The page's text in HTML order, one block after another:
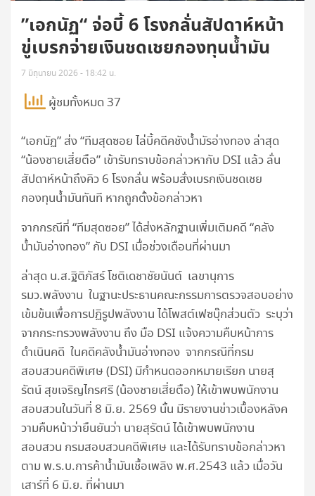
”เอกนัฏ“ จ่อบี้ 6 โรงกลั่นสัปดาห์หน้า
ขู่เบรกจ่ายเงินชดเชยกองทุนน้ำมัน
7 มิถุนายน 2026 - 18:42 น.
ผู้ชมทั้งหมด 37
“เอกนัฏ” ส่ง “ทีมสุดซอย ไล่บี้คดีคชังน้ำมัรอ่างทอง ล่าสุด
“น้องชายเสี่ยตือ” เข้ารับทราบข้อกล่าวหากับ DSI แล้ว ลั่น
สัปดาห์หน้าถึงคิว 6 โรงกลั่น พร้อมสั่งเบรกเงินชดเชย
กองทุนน้ำมันทันที หากถูกตั้งข้อกล่าวหา
จากกรณีที่ “ทีมสุดซอย” ได้ส่งหลักฐานเพิ่มเติมคดี “คลัง
น้ำมันอ่างทอง” กับ DSI เมื่อช่วงเดือนที่ผ่านมา
ล่าสุด น.ส.ฐิติภัสร์ โชติเดชาชัยนันต์ เลขานุการ
รมว.พลังงาน ในฐานะประธานคณะกรรมการตรวจสอบอย่าง
เข้มข้นเพื่อการปฏิรูปพลังงาน ได้โพสต์เฟซบุ๊กส่วนตัว ระบุว่า
จากกระทรวงพลังงาน ถึง มือ DSI แจ้งความคืบหน้าการ
ดำเนินคดี ในคดีคลังน้ำมันอ่างทอง จากกรณีที่กรม
สอบสวนคดีพิเศษ (DSI) มีกำหนดออกหมายเรียก นายสุ
รัตน์ สุขเจริญไกรศรี (น้องชายเสี่ยตือ) ให้เข้าพบพนักงาน
สอบสวนในวันที่ 8 มิ.ย. 2569 นั้น มีรายงานข่าวเบื้องหลังค
วามคืบหน้าว่ายืนยันว่า นายสุรัตน์ ได้เข้าพบพนักงาน
สอบสวน กรมสอบสวนคดีพิเศษ และได้รับทราบข้อกล่าวหา
ตาม พ.ร.บ.การค้าน้ำมันเชื้อเพลิง พ.ศ.2543 แล้ว เมื่อวัน
เสาร์ที่ 6 มิ.ย. ที่ผ่านมา